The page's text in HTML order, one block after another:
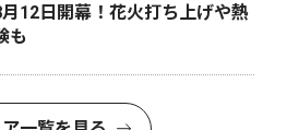
12日開幕！花火打ち上げや熱
も